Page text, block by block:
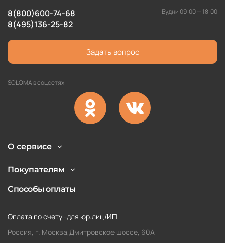
8(800)600-74-68
8(495)136-25-82
Будни 09:00 — 18:00
Задать вопрос
SOLOMA в соцсетях
О сервисе
Покупателям
Способы оплаты
Оплата по счету -для юр.лиц/ИП
Россия, г. Москва,Дмитровское шоссе, 60А